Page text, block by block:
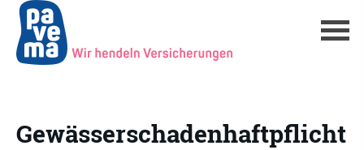
Gewässerschadenhaftpflicht